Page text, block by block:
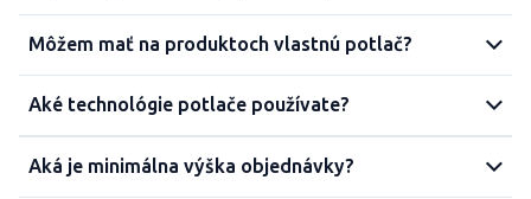
Môžem mať na produktoch vlastnú potlač?
Aké technológie potlače používate?
Aká je minimálna výška objednávky?